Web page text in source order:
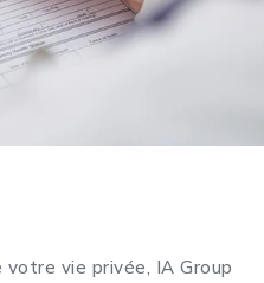
vie privée, IA Group